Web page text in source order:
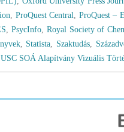
, ProQuest Central, ProQuest –
,PsycInfo, Royal Society of
, Statista, Szaktudás,
USC SOÁ Alapítvány Vizuális